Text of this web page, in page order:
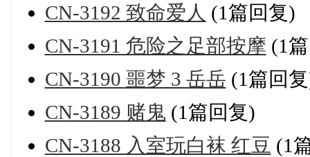
CN-3192 致命爱人 (1篇回复)
CN-3191 危险之足部按摩 (1
CN-3190 噩梦 3 岳岳 (1篇回
CN-3189 赌鬼(1篇回复)
CN-3188 入室玩白袜 红豆 (1